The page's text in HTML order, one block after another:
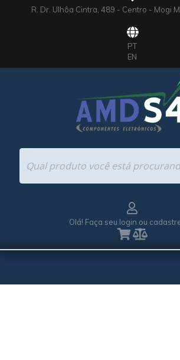
R. Dr. Ulhôa Cintra, 489 - Centro - Mogi
PT
EN
Olá! Faça seu login ou